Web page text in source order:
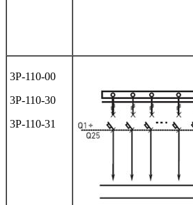
3Р-110-00
3Р-110-30
3Р-110-31